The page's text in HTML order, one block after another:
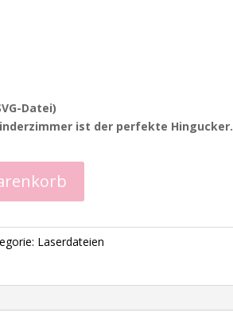
Datei)
ist der perfekte Hingucker.
Laserdateien